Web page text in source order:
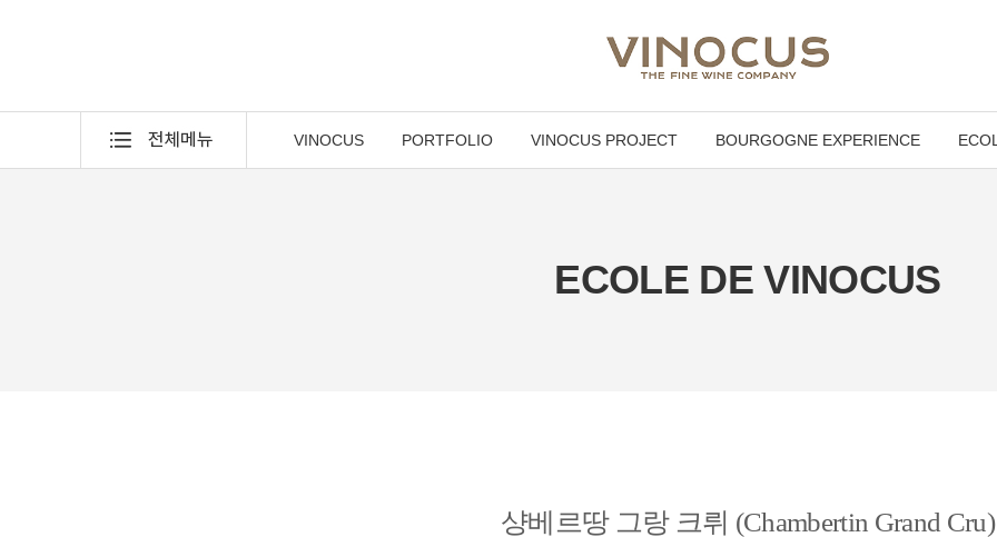
VINOCUS PORTFOLIO VINOCUS PROJECT BOURGOGNE EXPERIENCE
ECOLE DE VINOCUS
샹베르땅 그랑 크뤼 (Chambertin Grand Cru)